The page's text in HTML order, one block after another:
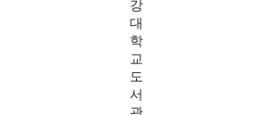
강
대
학
교
도
서
관